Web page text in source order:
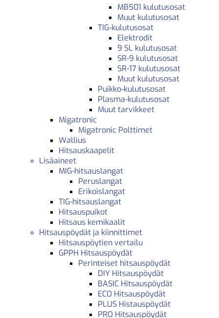
MB501 kulutusosat
Muut kulutusosat
TIG-kulutusosat
Elektrodit
9 SL kulutusosat
SR-9 kulutusosat
SR-17 kulutusosat
Muut kulutusosat
Puikko-kulutusosat
Plasma-kulutusosat
Muut tarvikkeet
Migatronic
Migatronic Polttimet
Wallius
Hitsauskaapelit
Lisäaineet
MIG-hitsauslangat
Peruslangat
Erikoislangat
TIG-hitsauslangat
Hitsauspuikot
Hitsaus kemikaalit
Hitsauspöydät ja kiinnittimet
Hitsauspöytien vertailu
GPPH Hitsauspöydät
Perinteiset hitsauspöydät
DIY Hitsauspöydät
BASIC Hitsauspöydät
ECO Hitsauspöydät
PLUS Histauspöydät
PRO Hitsauspöydät